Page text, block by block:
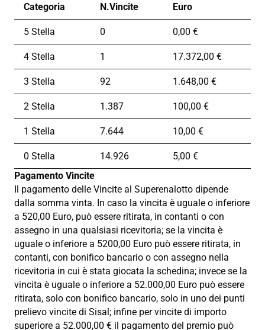
Categoria
N.Vincite Euro
5 Stella 0 0,00 €
4 Stella 1 17.372,00 €
3 Stella 92 1.648,00 €
2 Stella 1.387 100,00 €
1 Stella 7.644 10,00 €
0 Stella 14.926
5,00 €
Pagamento Vincite
Il pagamento delle Vincite al Superenalotto dipende
dalla somma vinta. In caso la vincita è uguale o inferiore
a 520,00 Euro, può essere ritirata, in contanti o con
assegno in una qualsiasi ricevitoria; se la vincita è
uguale o inferiore a 5200,00 Euro può essere ritirata, in
contanti, con bonifico bancario o con assegno nella
ricevitoria in cui è stata giocata la schedina; invece se la
vincita è uguale o inferiore a 52.000,00 Euro può essere
ritirata, solo con bonifico bancario, solo in uno dei punti
prelievo vincite di Sisal; infine per vincite di importo
superiore a 52.000,00 € il pagamento del premio può